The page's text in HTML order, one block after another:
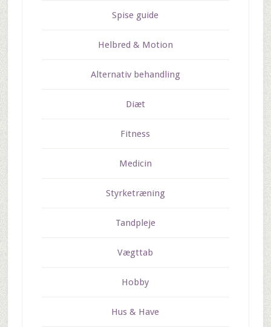
Spise guide
Helbred & Motion
Alternativ behandling
Diæt
Fitness
Medicin
Styrketræning
Tandpleje
Vægttab
Hobby
Hus & Have